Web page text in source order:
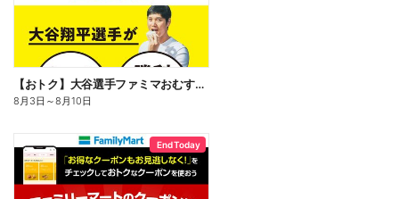
【おトク】大谷選手ファミマおむすび割
8月3日 ～8月10日
End Today